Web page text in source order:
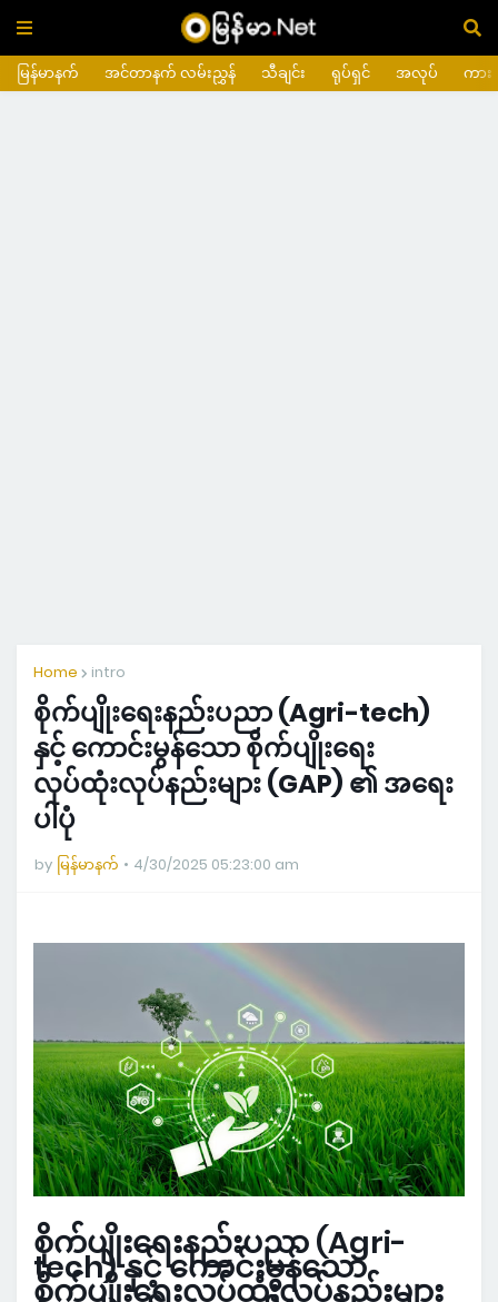
မြန်မာနက် အင်တာနက် လမ်းညွှန် သီချင်း ရုပ်ရှင် အလုပ် ကား
Home intro
စိုက်ပျိုးရေးနည်းပညာ (Agri-tech)
နှင့် ကောင်းမွန်သော စိုက်ပျိုးရေး
လုပ်ထုံးလုပ်နည်းများ (GAP) ၏ အရေး
ပါပုံ
by မြန်မာနက် 4/30/2025 05:23:00 am
စိုက်ပျိုးရေးနည်းပညာ (Agri-
tech) နှင့် ကောင်းမွန်သော
စိုက်ပျိုးရေးလုပ်ထုံးလုပ်နည်းများ